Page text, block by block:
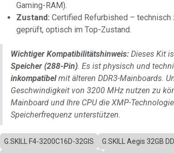
Gaming-RAM).
Zustand: Certified Refurbished – technisch
geprüft, optisch im Top-Zustand.
Wichtiger Kompatibilitätshinweis:Dieses Kit
Speicher (288-Pin). Es ist physisch und
inkompatibelmit älteren DDR3-Mainboards.
Geschwindigkeit von 3200 MHz nutzen zu
Mainboard und Ihre CPU die XMP-
Speicherfrequenz unterstützen.
G.SKILL F4-3200C16D-32GIS
G.SKILL Aegis 32GB